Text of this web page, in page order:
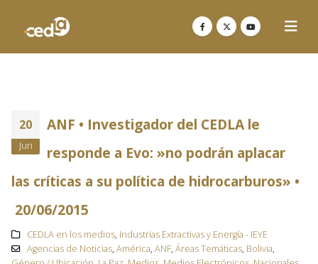
20
Jun
ANF • Investigador del CEDLA le
responde a Evo: »no podrán aplacar
las críticas a su política de hidrocarburos» •
20/06/2015
CEDLA en los medios, Industrias Extractivas y Energía - IEYE
Agencias de Noticias, América, ANF, Áreas Temáticas, Bolivia,